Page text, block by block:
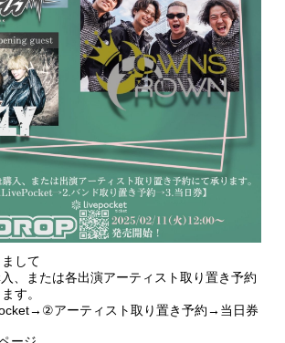
して
、または各出演アーティスト取り置き予約
す。
アーティスト取り置き予約→当日券